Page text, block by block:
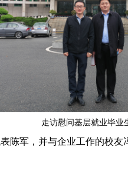
走访慰问基层就业毕业
陈军，并与企业工作的校友